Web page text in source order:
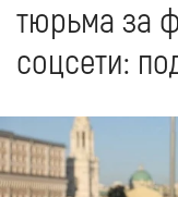
тюрьма за
соцсети: